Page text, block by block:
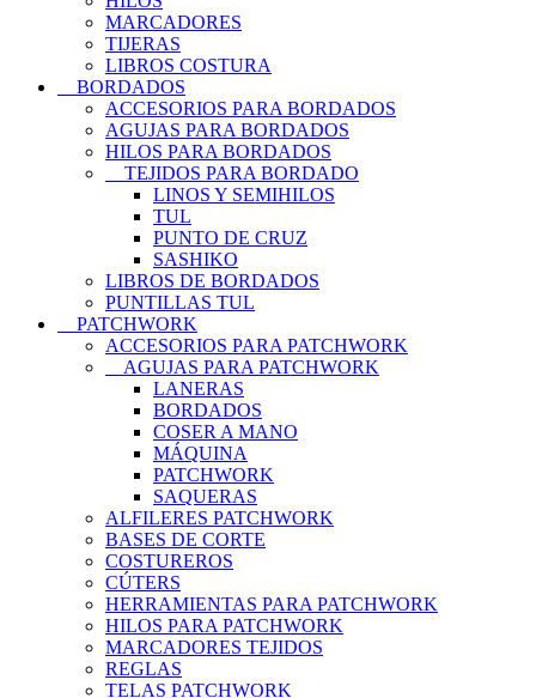
MARCADORES
TIJERAS
LIBROS COSTURA
BORDADOS
ACCESORIOS PARA BORDADOS
AGUJAS PARA BORDADOS
HILOS PARA BORDADOS
TEJIDOS PARA BORDADO
LINOS Y SEMIHILOS
TUL
PUNTO DE CRUZ
SASHIKO
LIBROS DE BORDADOS
PUNTILLAS TUL
PATCHWORK
ACCESORIOS PARA PATCHWORK
AGUJAS PARA PATCHWORK
LANERAS
BORDADOS
COSER A MANO
MÁQUINA
PATCHWORK
SAQUERAS
ALFILERES PATCHWORK
BASES DE CORTE
COSTUREROS
CÚTERS
HERRAMIENTAS PARA PATCHWORK
HILOS PARA PATCHWORK
MARCADORES TEJIDOS
REGLAS
TELAS PATCHWORK